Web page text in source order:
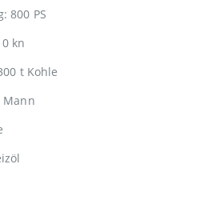
800 PS
kn
t Kohle
Mann